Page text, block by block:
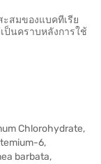
ะสมของแบคทีเรีย
ป็นคราบหลังการใช้
Chlorohydrate,
6,
barbata,